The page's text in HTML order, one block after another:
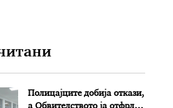
Полицајците добија откази,
а Обвителството ја отфрли